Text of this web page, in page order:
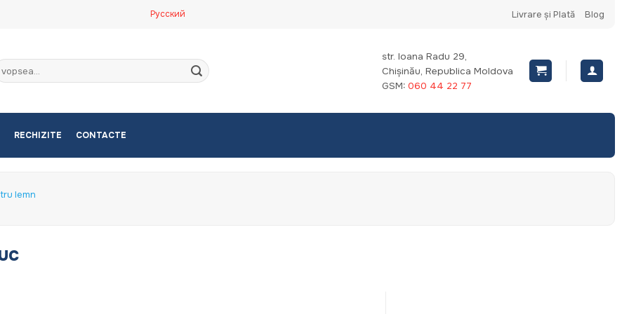
Русский Livrare și Plată Blog
str. Ioana Radu 29,
Chișinău, Republica Moldova
GSM: 060 44 22 77
RECHIZITE CONTACTE
lemn